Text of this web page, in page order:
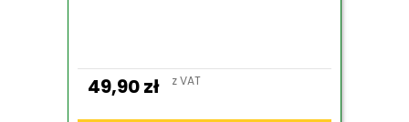
49,90zł z VAT